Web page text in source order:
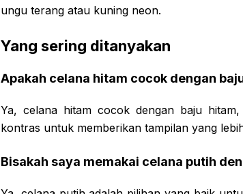
ungu terang atau kuning neon.
Yang sering ditanyakan
Apakah celana hitam cocok dengan
Ya, celana hitam cocok dengan baju
kontras untuk memberikan tampilan yang
Bisakah saya memakai celana putih